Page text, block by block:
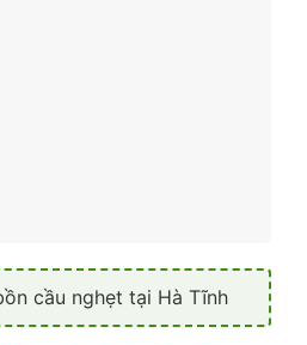
cầu nghẹt tại Hà Tĩnh